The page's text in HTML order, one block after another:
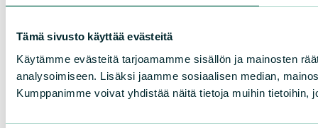
Tämä sivusto käyttää evästeitä
Käytämme evästeitä tarjoamamme sisällön ja mainosten
analysoimiseen. Lisäksi jaamme sosiaalisen median,
Kumppanimme voivat yhdistää näitä tietoja muihin tietoihin,